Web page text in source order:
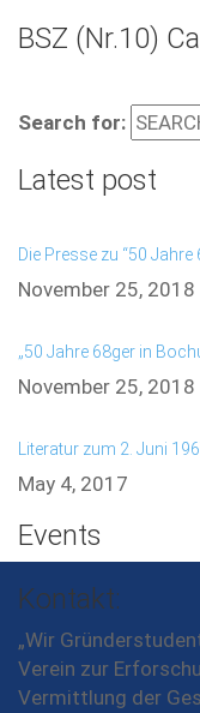
BSZ (Nr.10)
Search for:
Latest post
Die Presse zu “50
November 25, 2018
„50 Jahre 68ger in
November 25, 2018
Literatur zum 2. Juni
May 4, 2017
Events
Kontakt:
„Wir
Verein zur
Vermittlung der